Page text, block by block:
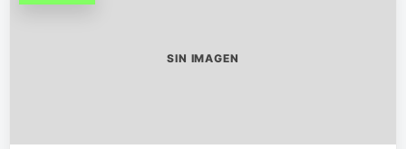
SIN IMAGEN